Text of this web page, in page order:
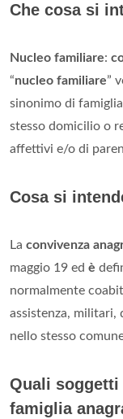
Che cosa si
Nucleo familiare:
“nucleo familiare”
sinonimo di
stesso domicilio o
affettivi e/o di
Cosa si
La convivenza
maggio 19 ed è
normalmente
assistenza, militari,
nello stesso
Quali
famiglia